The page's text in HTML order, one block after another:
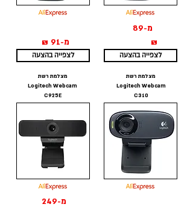
מ-91 ₪
לצפייה בהצעה
מצלמת רשת
Logitech Webcam
C925E
מ-249
מ-89
₪
לצפייה בהצעה
מצלמת רשת
Logitech Webcam
C310